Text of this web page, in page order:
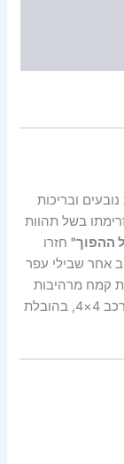
ובריכות
בשל תהוות
ההפוך" חזרו
אחר שבילי עפר
קמח מרהיבות
וחורבת צלמון ההיסטורית. מסלול מתאים לכל רכב 4×4, בהובלת